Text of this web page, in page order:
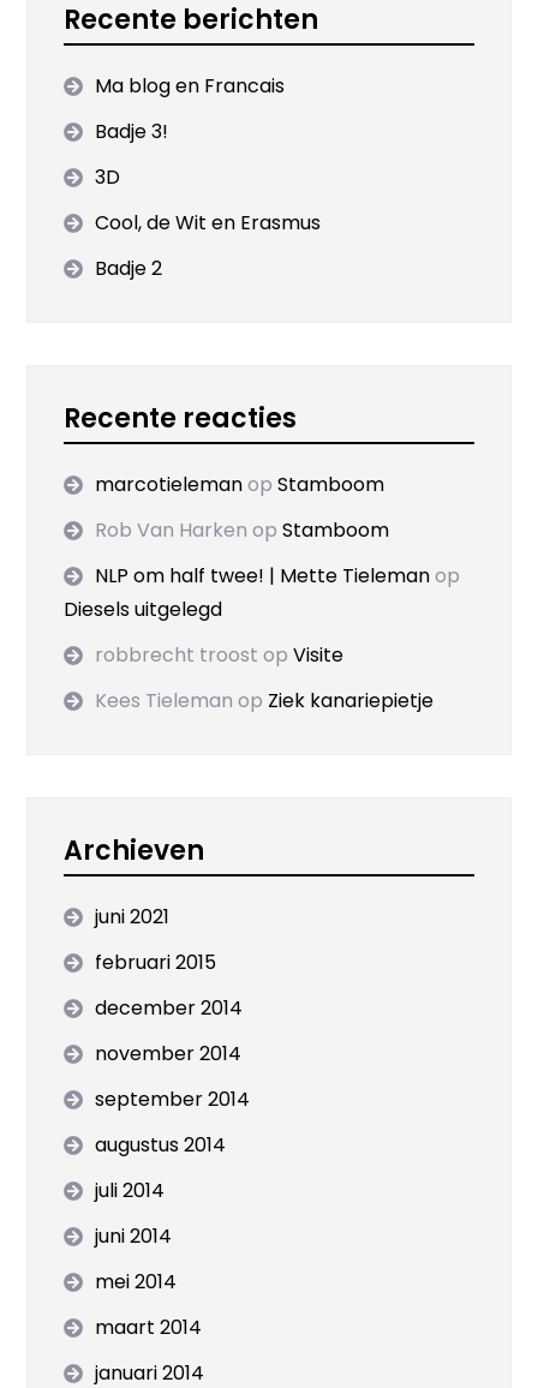
Recente berichten
Ma blog en Francais
Badje 3!
3D
Cool, de Wit en Erasmus
Badje 2
Recente reacties
marcotielemanopStamboom
Rob Van Harken opStamboom
NLP om half twee! | Mette Tielemanop
Diesels uitgelegd
robbrecht troost opVisite
Kees Tieleman op Ziek kanariepietje
Archieven
juni 2021
februari 2015
december 2014
november 2014
september 2014
augustus 2014
juli 2014
juni 2014
mei 2014
maart 2014
januari 2014